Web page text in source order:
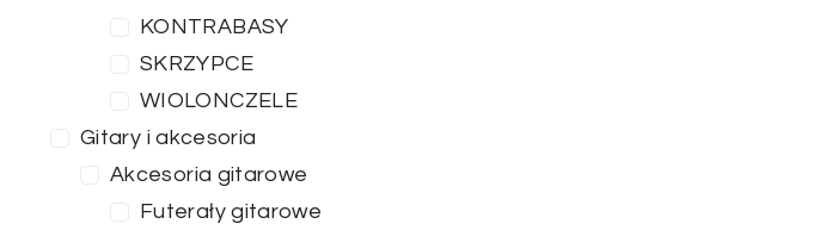
KONTRABASY
SKRZYPCE
WIOLONCZELE
Gitary i akcesoria
Akcesoria gitarowe
Futerały gitarowe